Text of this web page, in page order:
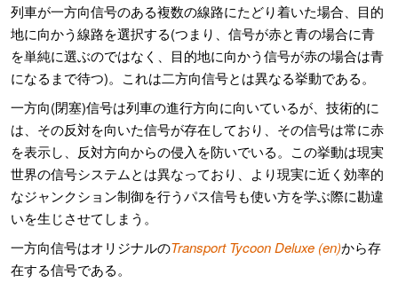
列車が一方向信号のある複数の線路にたどり着いた場合、目的
地に向かう線路を選択する(つまり、信号が赤と青の場合に青
を単純に選ぶのではなく、目的地に向かう信号が赤の場合は青
になるまで待つ)。これは二方向信号とは異なる挙動である。
一方向(閉塞)信号は列車の進行方向に向いているが、技術的に
は、その反対を向いた信号が存在しており、その信号は常に赤
を表示し、反対方向からの侵入を防いでいる。この挙動は現実
世界の信号システムとは異なっており、より現実に近く効率的
なジャンクション制御を行うパス信号も使い方を学ぶ際に勘違
いを生じさせてしまう。
一方向信号はオリジナルのTransport Tycoon Deluxe (en)から存
在する信号である。